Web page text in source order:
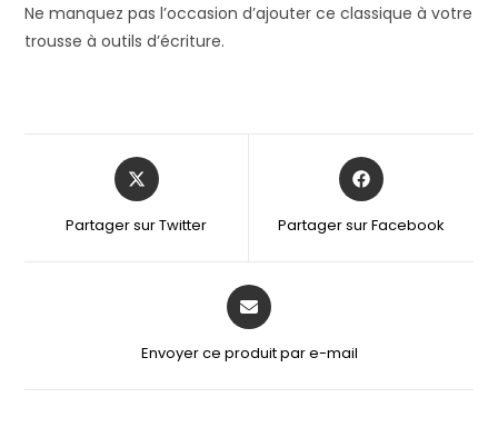
Ne manquez pas l’occasion d’ajouter ce classique à votre
trousse à outils d’écriture.
Partager sur Twitter Partager sur Facebook
Envoyer ce produit par e-mail